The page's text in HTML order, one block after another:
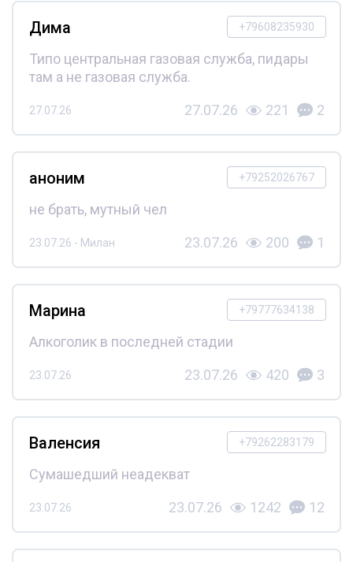
+79608235930
Дима
Типо центральная газовая служба, пидары
там а не газовая служба.
27.07.26 27.07.26 221 2
+79252026767
аноним
не брать, мутный чел
23.07.26 - Милан 23.07.26 200 1
+79777634138
Марина
Алкоголик в последней стадии
23.07.26 23.07.26 420 3
+79262283179
Валенсия
Сумашедший неадекват
23.07.26 23.07.26 1242 12